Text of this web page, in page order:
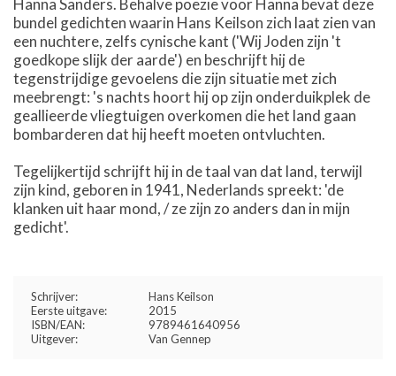
Hanna Sanders. Behalve poëzie voor Hanna bevat deze
bundel gedichten waarin Hans Keilson zich laat zien van
een nuchtere, zelfs cynische kant ('Wij Joden zijn 't
goedkope slijk der aarde') en beschrijft hij de
tegenstrijdige gevoelens die zijn situatie met zich
meebrengt: 's nachts hoort hij op zijn onderduikplek de
geallieerde vliegtuigen overkomen die het land gaan
bombarderen dat hij heeft moeten ontvluchten.
Tegelijkertijd schrijft hij in de taal van dat land, terwijl
zijn kind, geboren in 1941, Nederlands spreekt: 'de
klanken uit haar mond, / ze zijn zo anders dan in mijn
gedicht'.
Schrijver:
Hans Keilson
Eerste uitgave:
2015
ISBN/EAN:
9789461640956
Uitgever:
Van Gennep